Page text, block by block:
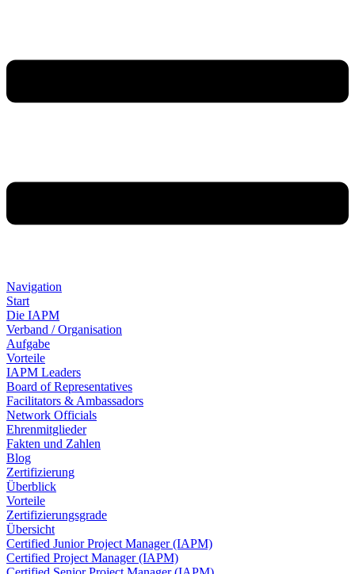
Navigation
Start
Die IAPM
Verband / Organisation
Aufgabe
Vorteile
IAPM Leaders
Board of Representatives
Facilitators & Ambassadors
Network Officials
Ehrenmitglieder
Fakten und Zahlen
Blog
Zertifizierung
Überblick
Vorteile
Zertifizierungsgrade
Übersicht
Certified Junior Project Manager (IAPM)
Certified Project Manager (IAPM)